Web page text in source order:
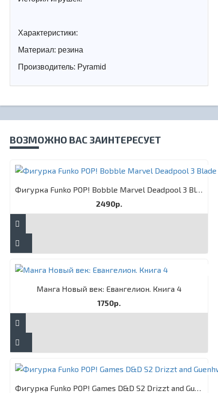
Характеристики:
Материал: резина
Производитель: Pyramid
ВОЗМОЖНО ВАС ЗАИНТЕРЕСУЕТ
Фигурка Funko POP! Bobble Marvel Deadpool 3 Blade
2490р.
Манга Новый век: Евангелион. Книга 4
1750р.
Фигурка Funko POP! Games D&D S2 Drizzt and Guenhwyvar 2PK